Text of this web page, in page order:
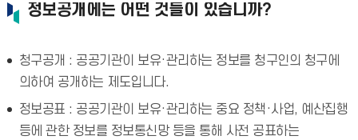
정보공개에는 어떤 것들이 있습니까?
청구공개 : 공공기관이 보유·관리하는 정보를 청구인의 청구에
의하여 공개하는 제도입니다.
정보공표 : 공공기관이 보유·관리하는 중요 정책·사업, 예산집행
등에 관한 정보를 정보통신망 등을 통해 사전 공표하는